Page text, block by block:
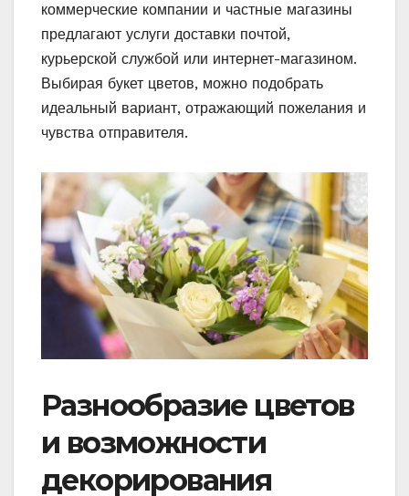
коммерческие компании и частные магазины
предлагают услуги доставки почтой,
курьерской службой или интернет-магазином.
Выбирая букет цветов, можно подобрать
идеальный вариант, отражающий пожелания и
чувства отправителя.
Разнообразие цветов
и возможности
декорирования